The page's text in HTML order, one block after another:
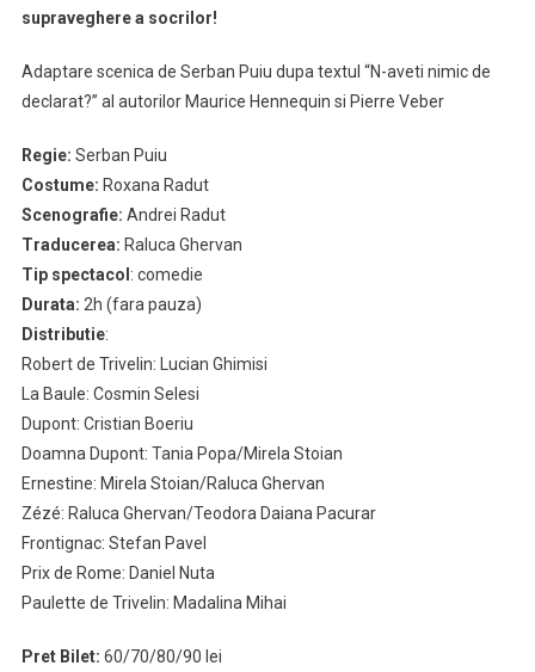
supraveghere a socrilor!
Adaptare scenica de Serban Puiu dupa textul “N-aveti nimic de
declarat?” al autorilor Maurice Hennequin si Pierre Veber
Regie: Serban Puiu
Costume: Roxana Radut
Scenografie: Andrei Radut
Traducerea: Raluca Ghervan
Tip spectacol : comedie
Durata: 2h (fara pauza)
Distributie:
Robert de Trivelin: Lucian Ghimisi
La Baule: Cosmin Selesi
Dupont: Cristian Boeriu
Doamna Dupont: Tania Popa/Mirela Stoian
Ernestine: Mirela Stoian/Raluca Ghervan
Zézé: Raluca Ghervan/Teodora Daiana Pacurar
Frontignac: Stefan Pavel
Prix de Rome: Daniel Nuta
Paulette de Trivelin: Madalina Mihai
Pret Bilet: 60/70/80/90 lei